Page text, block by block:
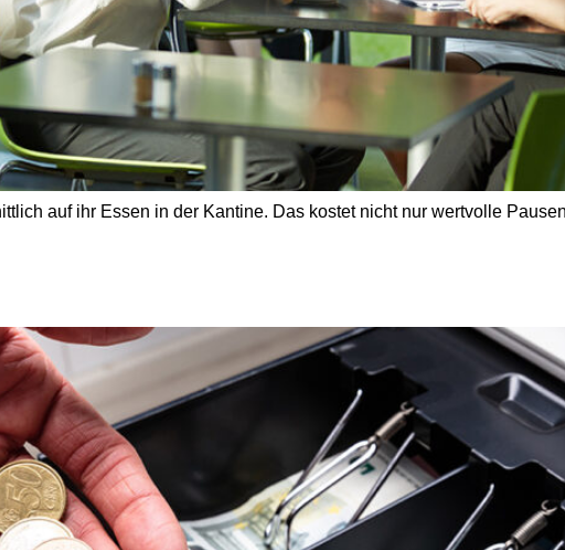
auf ihr Essen in der Kantine. Das kostet nicht nur wertvolle